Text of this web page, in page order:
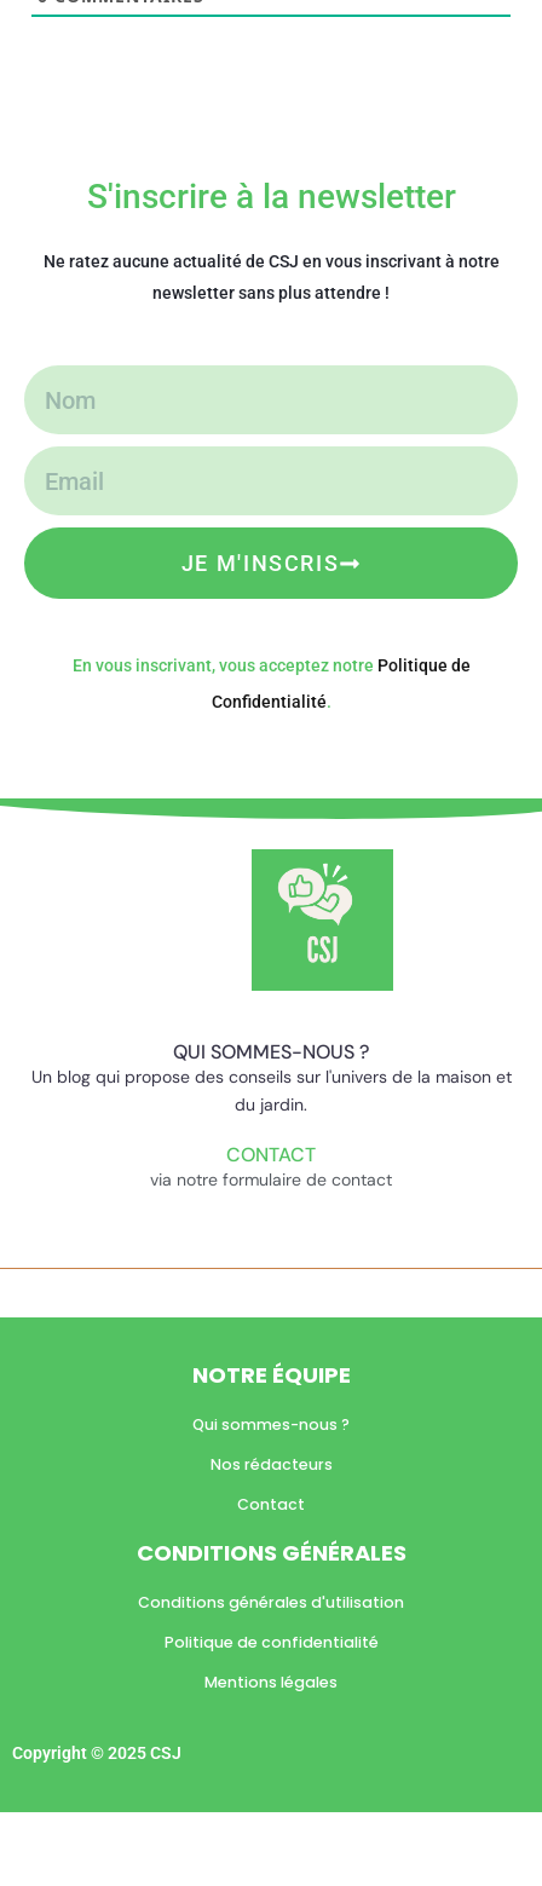
S'inscrire à la newsletter
Ne ratez aucune actualité de CSJ en vous inscrivant à notre
newsletter sans plus attendre !
JE M'INSCRIS
En vous inscrivant, vous acceptez notre Politique de
Confidentialité.
QUI SOMMES-NOUS ?
Un blog qui propose des conseils sur l'univers de la maison et
du jardin.
CONTACT
via notre formulaire de contact
NOTRE ÉQUIPE
Qui sommes-nous ?
Nos rédacteurs
Contact
CONDITIONS GÉNÉRALES
Conditions générales d'utilisation
Politique de confidentialité
Mentions légales
Copyright © 2025 CSJ